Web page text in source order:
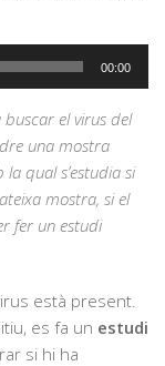
00:00
buscar el virus del
una mostra
qual s’estudia si
mostra, si el
fer un estudi
està present.
es fa un estudi
si hi ha